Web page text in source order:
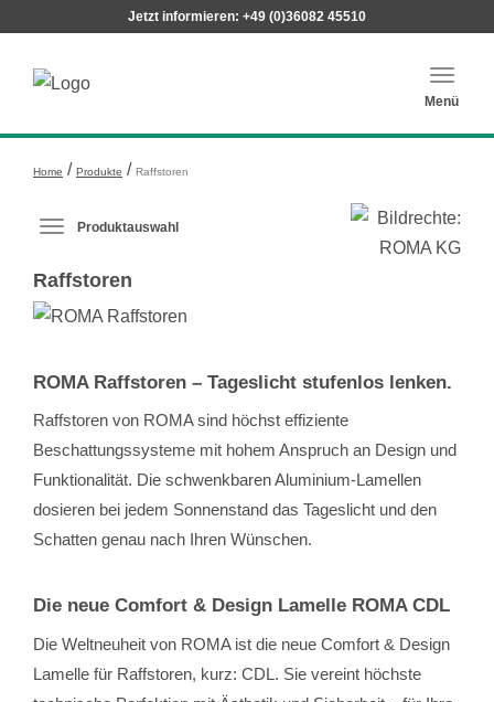
Jetzt informieren: +49 (0)36082 45510
Menü
Home / Produkte / Raffstoren
Produktauswahl-Menü ausklappen
Produktauswahl
Raffstoren
ROMA Raffstoren – Tageslicht stufenlos lenken.
Raffstoren von ROMA sind höchst effiziente
Beschattungssysteme mit hohem Anspruch an Design und
Funktionalität. Die schwenkbaren Aluminium-Lamellen
dosieren bei jedem Sonnenstand das Tageslicht und den
Schatten genau nach Ihren Wünschen.
Die neue Comfort & Design Lamelle ROMA CDL
Die Weltneuheit von ROMA ist die neue Comfort & Design
Lamelle für Raffstoren, kurz: CDL. Sie vereint höchste